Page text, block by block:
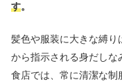
す。
髪色や服装に大きな縛
から指示される身だしな
食店では、常に清潔な制